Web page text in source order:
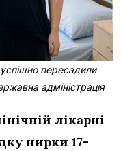
успішно пересадили
адміністрація
лікарні
нирки 17-